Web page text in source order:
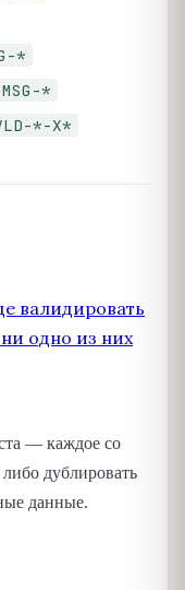
*
*
*-X*
валидировать
одно из них
— каждое со
дублировать
данные.